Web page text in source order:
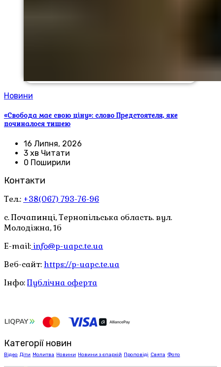
Новини
«Свобода має свою ціну»: слово Предстоятеля, яке
починалося тишею
16 Липня, 2026
3 хв Читати
0 Поширили
Контакти
Тел.: +38(067) 793-76-96
с. Почапинці, Тернопільська область. вул.
Молодіжна, 1б
E-mail: info@p-uapc.te.ua
Веб-сайт: https://p-uapc.te.ua
Інфо:Публічна оферта
Категорії новин
Відео Діти Молитва Новини Новини з єпархій Проповіді Свята Фото